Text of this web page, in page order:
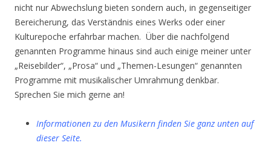
nicht nur Abwechslung bieten sondern auch, in gegenseitiger
Bereicherung, das Verständnis eines Werks oder einer
Kulturepoche erfahrbar machen. Über die nachfolgend
genannten Programme hinaus sind auch einige meiner unter
„Reisebilder“, „Prosa“ und „Themen-Lesungen“ genannten
Programme mit musikalischer Umrahmung denkbar.
Sprechen Sie mich gerne an!
Informationen zu den Musikern finden Sie ganz unten auf
dieser Seite.